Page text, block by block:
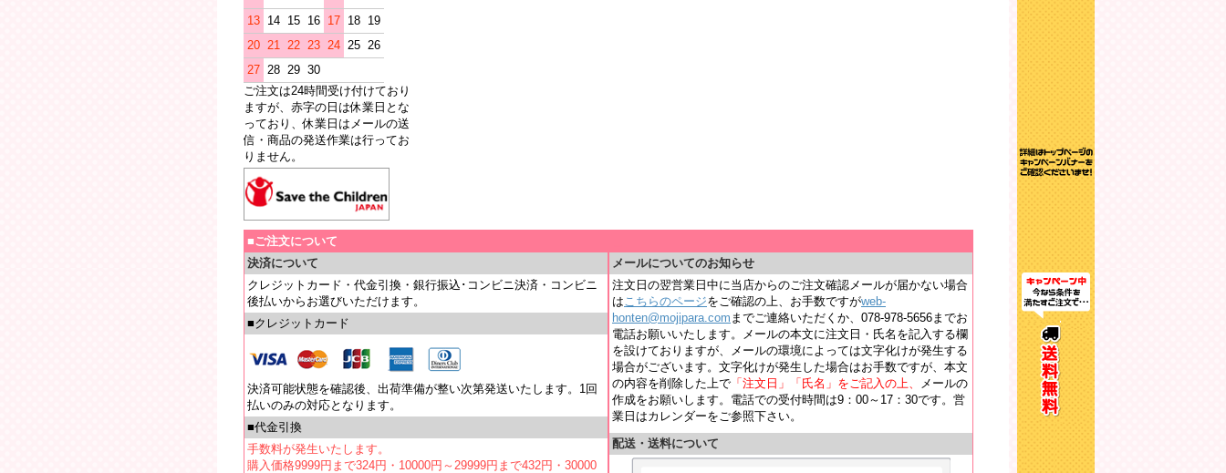
13 14 15 16 17 18 19
20 21 22 23 24 25 26
27 28 29 30
ご注文は24時間受け付けており
ますが、赤字の日は休業日とな
っており、休業日はメールの送
信・商品の発送作業は行ってお
りません。
■ご注文について
決済について
クレジットカード・代金引換・銀行振込･コンビニ決済・コンビニ
後払いからお選びいただけます。
■クレジットカード
決済可能状態を確認後、出荷準備が整い次第発送いたします。1回
払いのみの対応となります。
■代金引換
手数料が発生いたします。
購入価格9999円まで324円・10000円～29999円まで432円・30000
メールについてのお知らせ
注文日の翌営業日中に当店からのご注文確認メールが届かない場合
はこちらのページをご確認の上、お手数ですがweb-
honten@mojipara.com までご連絡いただくか、078-978-5656までお
電話お願いいたします。メールの本文に注文日・氏名を記入する欄
を設けておりますが、メールの環境によっては文字化けが発生する
場合がございます。文字化けが発生した場合はお手数ですが、本文
の内容を削除した上で 「注文日」「氏名」をご記入の上、
メールの
作成をお願いします。電話での受付時間は9：00～17：30です。営
業日はカレンダーをご参照下さい。
配送・送料について